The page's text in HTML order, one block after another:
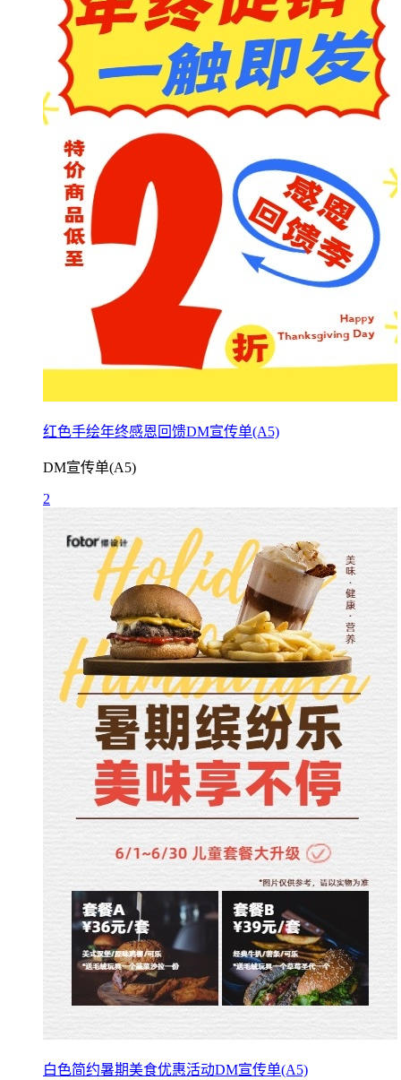
红色手绘年终感恩回馈DM宣传单(A5)
DM宣传单(A5)
2
白色简约暑期美食优惠活动DM宣传单(A5)